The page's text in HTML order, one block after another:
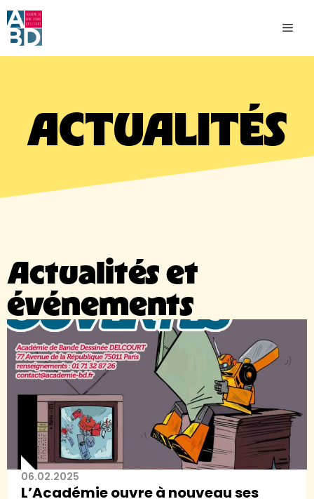
ACTUALITÉS
Actualités et
événements
06.02.2025
L’Académie ouvre à nouveau ses